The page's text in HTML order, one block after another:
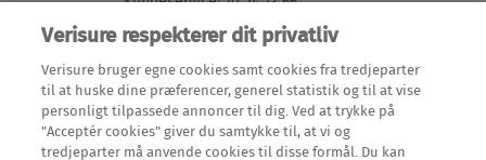
GENVEJE
Mine Sider (login)
LÆS MERE
Verisure respekterer dit privatliv
Verisure bruger egne cookies samt cookies fra tredjeparter
til at huske dine præferencer, generel statistik og til at vise
personligt tilpassede annoncer til dig. Ved at trykke på
"Acceptér cookies" giver du samtykke til, at vi og
tredjeparter må anvende cookies til disse formål. Du kan